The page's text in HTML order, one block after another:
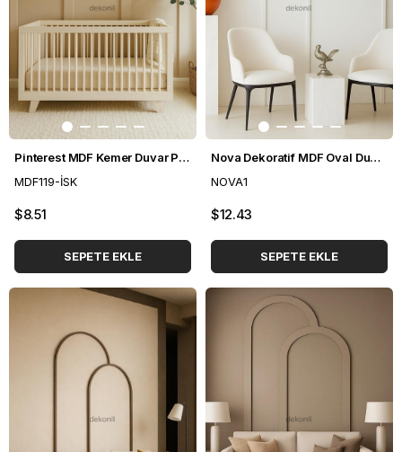
Pinterest MDF Kemer Duvar Paneli 54*300 cm
MDF119-İSK
$8.51
SEPETE EKLE
Nova Dekoratif MDF Oval Duvar Paneli Seti 102*235 cm
NOVA1
$12.43
SEPETE EKLE